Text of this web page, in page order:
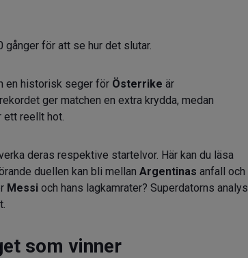
gånger för att se hur det slutar.
en historisk seger för Österrike är
ger matchen en extra krydda, medan
ett reellt hot.
deras respektive startelvor. Här kan du läsa
duellen kan bli mellan Argentinas anfall och
Messi och hans lagkamrater? Superdatorns analys
som vinner